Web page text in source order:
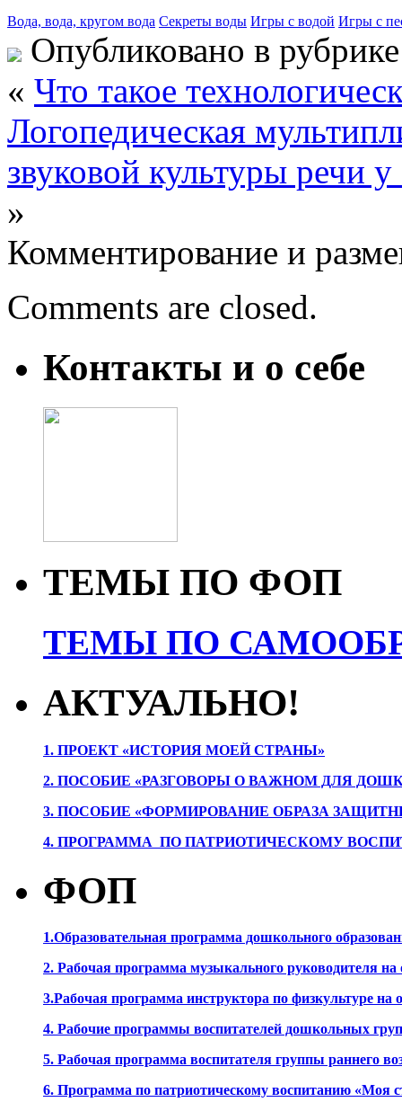
Вода, вода, кругом вода Секреты воды Игры с водой Игры с
Опубликовано в
« Что такое
Логопедическая
звуковой культуры речи
»
Комментирование и
Comments are closed.
Контакты и о себе
ТЕМЫ ПО ФОП
ТЕМЫ ПО
АКТУАЛЬНО!
1. ПРОЕКТ «ИСТОРИЯ МОЕЙ СТРАНЫ»
2. ПОСОБИЕ «РАЗГОВОРЫ О ВАЖНОМ ДЛЯ
3. ПОСОБИЕ «ФОРМИРОВАНИЕ ОБРАЗА
4. ПРОГРАММА ПО ПАТРИОТИЧЕСКОМУ
ФОП
1.Образовательная программа дошкольного
2. Рабочая программа музыкального руководителя
3.Рабочая программа инструктора по физкультуре
4. Рабочие программы воспитателей дошкольных
5. Рабочая программа воспитателя группы раннего
6. Программа по патриотическому воспитанию «Моя